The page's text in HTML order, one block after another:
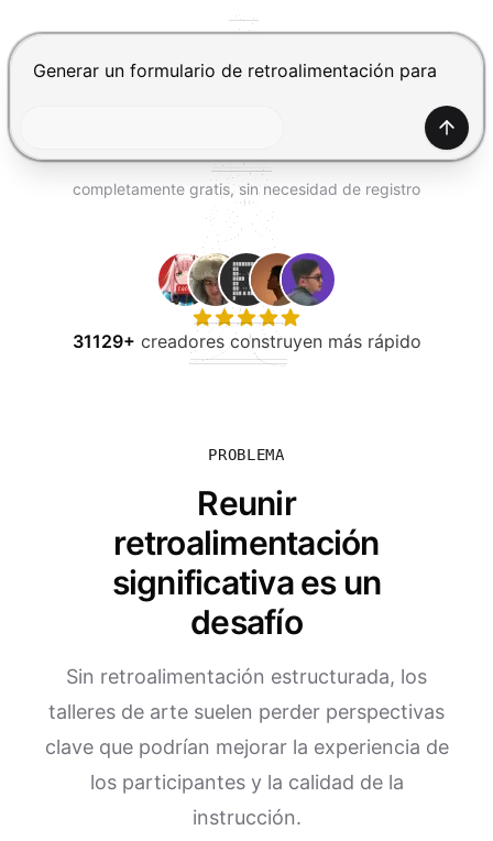
Presiona Enter para enviar, Shift+Enter para añadir
completamente gratis, sin necesidad de registro
31129+ creadores construyen más rápido
PROBLEMA
Reunir
retroalimentación
significativa es un
desafío
Sin retroalimentación estructurada, los
talleres de arte suelen perder perspectivas
clave que podrían mejorar la experiencia de
los participantes y la calidad de la
instrucción.